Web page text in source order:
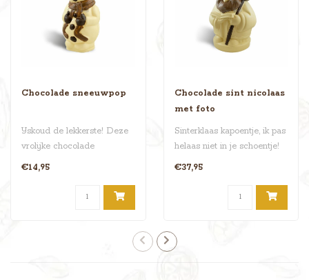
Chocolade sneeuwpop
IJskoud de lekkerste! Deze
vrolijke chocolade
€14,95
Chocolade sint nicolaas
met foto
Sinterklaas kapoentje, ik pas
helaas niet in je schoentje!
€37,95